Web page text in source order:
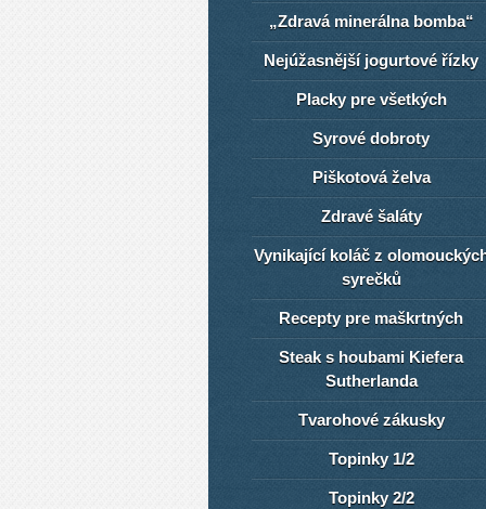
„Zdravá minerálna bomba“
Nejúžasnější jogurtové řízky
Placky pre všetkých
Syrové dobroty
Piškotová želva
Zdravé šaláty
Vynikající koláč z
syrečků
Recepty pre maškrtných
Steak s houbami Kiefera
Sutherlanda
Tvarohové zákusky
Topinky 1/2
Topinky 2/2